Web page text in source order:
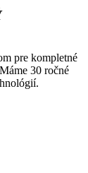
pre kompletné
30 ročné